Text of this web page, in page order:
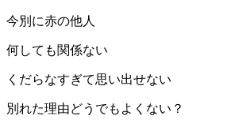
今別に赤の他人
何しても関係ない
くだらなすぎて思い出せない
別れた理由どうでもよくない？